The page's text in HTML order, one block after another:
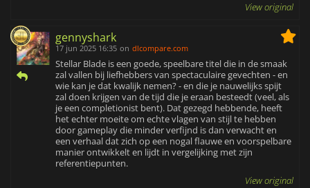
View original
gennyshark
17 jun 2025 16:35 on dlcompare.com
Stellar Blade is een goede, speelbare titel die in de smaak
zal vallen bij liefhebbers van spectaculaire gevechten - en
wie kan je dat kwalijk nemen? - en die je nauwelijks spijt
zal doen krijgen van de tijd die je eraan besteedt (veel, als
je een completionist bent). Dat gezegd hebbende, heeft
het echter moeite om echte vlagen van stijl te hebben
door gameplay die minder verfijnd is dan verwacht en
een verhaal dat zich op een nogal flauwe en voorspelbare
manier ontwikkelt en lijdt in vergelijking met zijn
referentiepunten.
View original